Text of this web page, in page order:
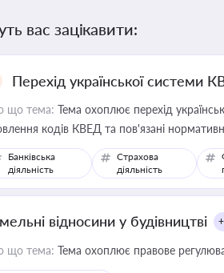
вас зацікавити:
Перехід української системи
що тема: Тема охоплює перехід
кодів КВЕД та пов'язані
Банківська
діяльність
Страхова
діяльність
відносини у будівництві
що тема: Тема охоплює правове